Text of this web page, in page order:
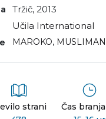
Tržič, 2013
Učila International
MAROKO, MUSLIMANI
strani
Čas branja